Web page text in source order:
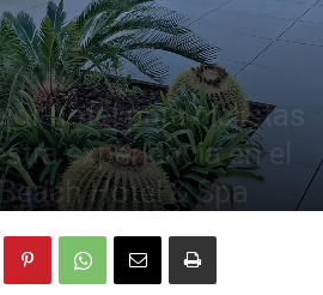
My
Eyes
Hoteles
hotel para ciclistas
experiencia en el
Hotel & Spa